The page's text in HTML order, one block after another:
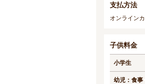
支払方法
オンライン
子供料金
小学生
幼児：食事